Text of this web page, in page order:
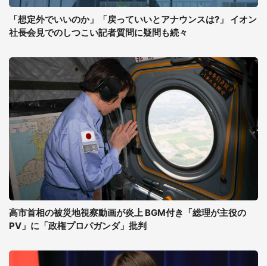
「想定外でいいのか」「戻っていいとアナウンスは?」 イオン
社長会見でのしつこい記者質問に疑問も続々
高市首相の被災地視察動画が炎上 BGM付き「総理が主役の
PV」に「政権プロパガンダ」批判